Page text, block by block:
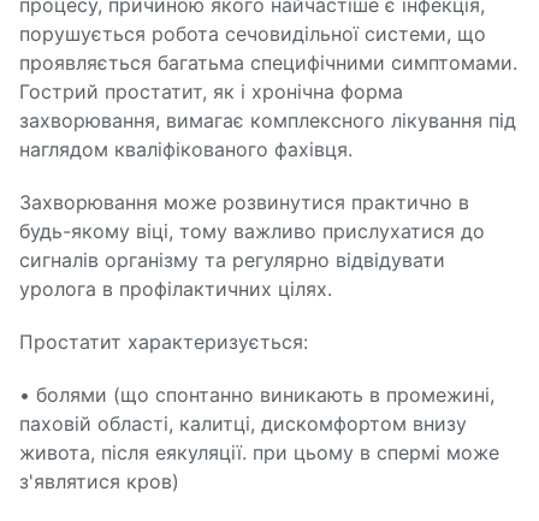
процесу, причиною якого найчастіше є інфекція,
порушується робота сечовидільної системи, що
проявляється багатьма специфічними симптомами.
Гострий простатит, як і хронічна форма
захворювання, вимагає комплексного лікування під
наглядом кваліфікованого фахівця.
Захворювання може розвинутися практично в
будь-якому віці, тому важливо прислухатися до
сигналів організму та регулярно відвідувати
уролога в профілактичних цілях.
Простатит характеризується:
• болями (що спонтанно виникають в промежині,
паховій області, калитці, дискомфортом внизу
живота, після еякуляції. при цьому в спермі може
з'являтися кров)